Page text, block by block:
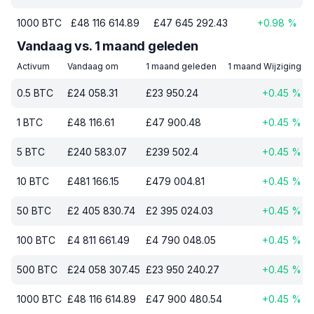
1000 BTC £48 116 614.89 £47 645 292.43 +0.98 %
Vandaag vs. 1 maand geleden
Activum Vandaag om 1 maand geleden 1 maand Wijziging
0.5 BTC £24 058.31 £23 950.24 +0.45 %
1 BTC £48 116.61 £47 900.48 +0.45 %
5 BTC £240 583.07 £239 502.4 +0.45 %
10 BTC £481 166.15 £479 004.81 +0.45 %
50 BTC £2 405 830.74 £2 395 024.03 +0.45 %
100 BTC £4 811 661.49 £4 790 048.05 +0.45 %
500 BTC £24 058 307.45 £23 950 240.27 +0.45 %
1000 BTC £48 116 614.89 £47 900 480.54 +0.45 %